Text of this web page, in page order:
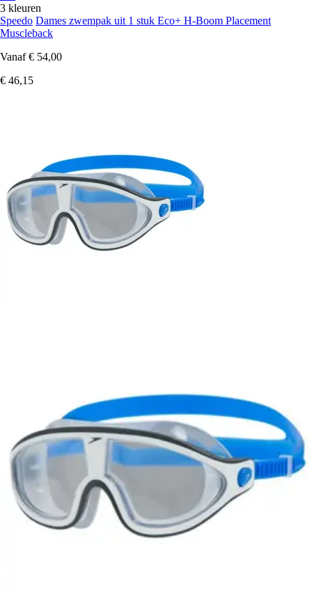
3 kleuren
Speedo Dames zwempak uit 1 stuk Eco+ H-Boom Placement
Muscleback
Vanaf € 54,00
€ 46,15